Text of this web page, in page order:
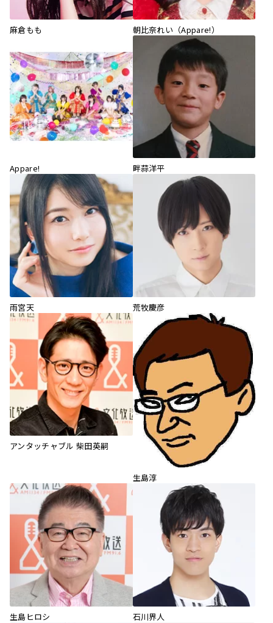
麻倉もも 朝比奈れい（Appare!）
Appare! 畔蒜洋平
雨宮天 荒牧慶彦
アンタッチャブル 柴田英嗣
生島淳
生島ヒロシ 石川界人